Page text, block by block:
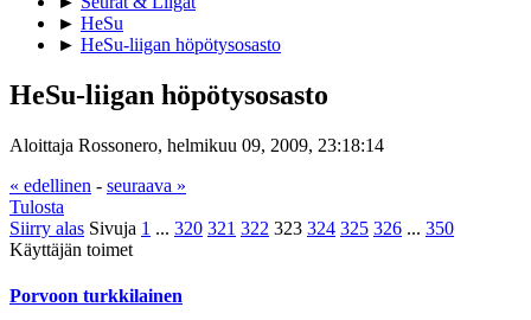
► HeSu
► HeSu-liigan höpötysosasto
HeSu-liigan höpötysosasto
Aloittaja Rossonero, helmikuu 09, 2009, 23:18:14
« edellinen - seuraava »
Tulosta
Siirry alas Sivuja 1 ... 320 321 322 323 324 325 326 ... 350
Käyttäjän toimet
Porvoon turkkilainen